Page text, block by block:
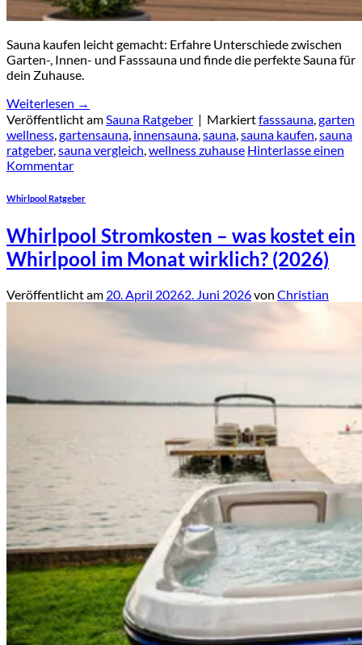
Sauna kaufen leicht gemacht: Erfahre Unterschiede zwischen
Garten-, Innen- und Fasssauna und finde die perfekte Sauna für
dein Zuhause.
Weiterlesen →
Veröffentlicht amSauna Ratgeber | Markiertfasssauna,garten
wellness,gartensauna, innensauna,sauna,sauna kaufen,sauna
ratgeber,sauna vergleich,wellness zuhause Hinterlasse einen
Kommentar
Whirlpool Ratgeber
Whirlpool Stromkosten – was kostet ein
Whirlpool im Monat wirklich? (2026)
Veröffentlicht am 20. April 20262. Juni 2026von Christian